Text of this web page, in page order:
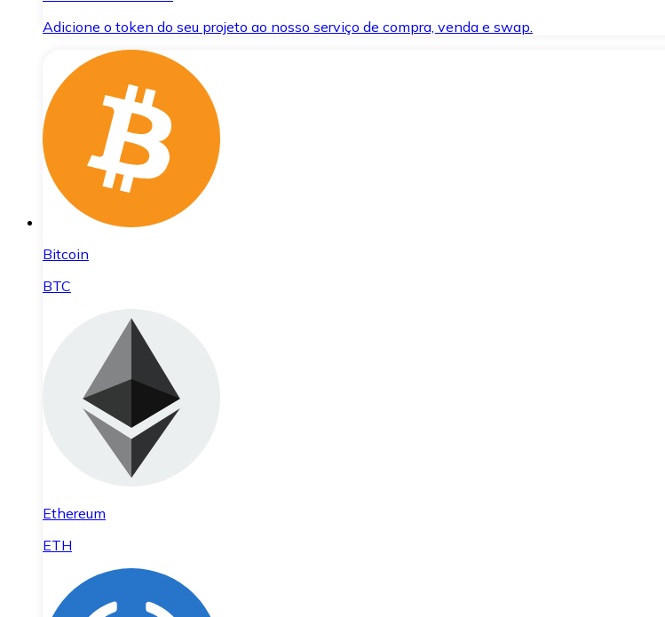
Adicione o token do seu projeto ao nosso serviço de compra, venda e swap.
Bitcoin
BTC
Ethereum
ETH